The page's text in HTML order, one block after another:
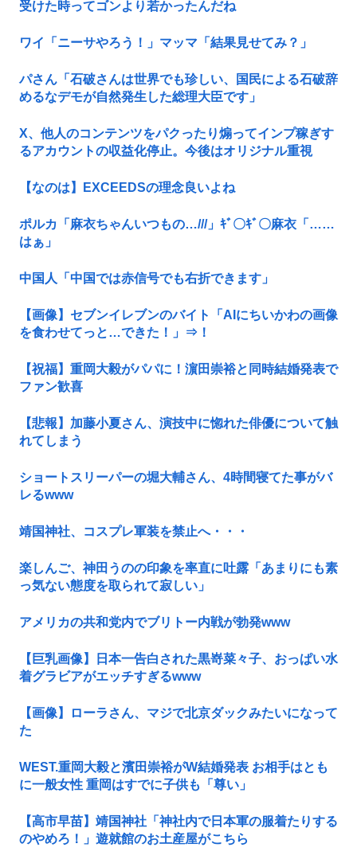
受けた時ってゴンより若かったんだね
ワイ「ニーサやろう！」マッマ「結果見せてみ？」
パさん「石破さんは世界でも珍しい、国民による石破辞
めるなデモが自然発生した総理大臣です」
X、他人のコンテンツをパクったり煽ってインプ稼ぎす
るアカウントの収益化停止。今後はオリジナル重視
【なのは】EXCEEDSの理念良いよね
ポルカ「麻衣ちゃんいつもの…///」ｷﾞ〇ｷﾞ〇麻衣「……
はぁ」
中国人「中国では赤信号でも右折できます」
【画像】セブンイレブンのバイト「AIにちいかわの画像
を食わせてっと…できた！」⇒！
【祝福】重岡大毅がパパに！濵田崇裕と同時結婚発表で
ファン歓喜
【悲報】加藤小夏さん、演技中に惚れた俳優について触
れてしまう
ショートスリーパーの堀大輔さん、4時間寝てた事がバ
レるwww
靖国神社、コスプレ軍装を禁止へ・・・
楽しんご、神田うのの印象を率直に吐露「あまりにも素
っ気ない態度を取られて寂しい」
アメリカの共和党内でブリトー内戦が勃発www
【巨乳画像】日本一告白された黒嵜菜々子、おっぱい水
着グラビアがエッチすぎるwww
【画像】ローラさん、マジで北京ダックみたいになって
た
WEST.重岡大毅と濱田崇裕がW結婚発表 お相手はとも
に一般女性 重岡はすでに子供も「尊い」
【高市早苗】靖国神社「神社内で日本軍の服着たりする
のやめろ！」遊就館のお土産屋がこちら